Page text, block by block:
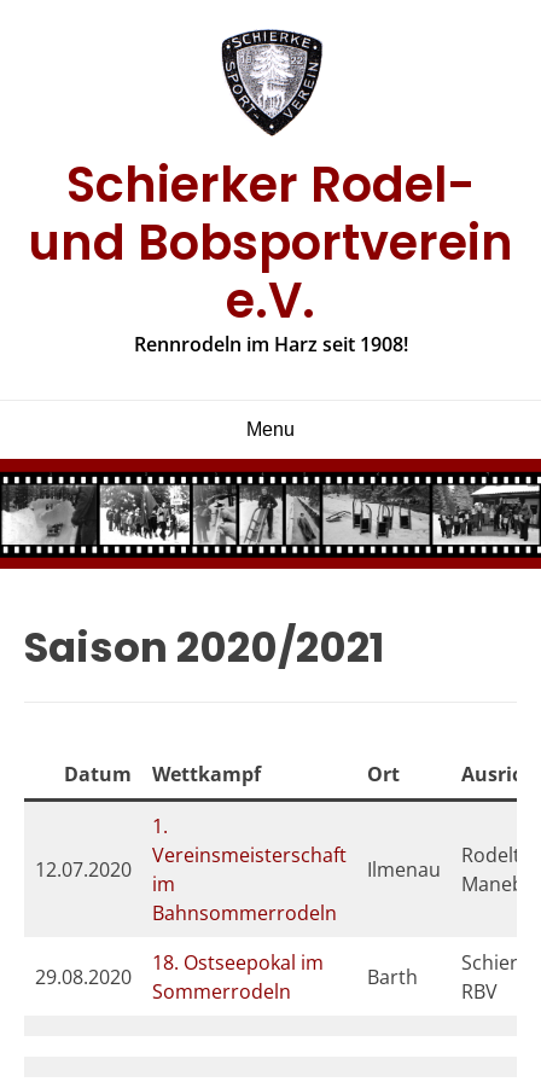
Schierker Rodel-
und Bobsportverein
e.V.
Rennrodeln im Harz seit 1908!
Menu
Saison 2020/2021
Datum Wettkampf Ort
12.07.2020
1.
Vereinsmeisterschaft
im
Bahnsommerrodeln
Ilmenau
29.08.2020
18. Ostseepokal im
Sommerrodeln
Barth
RBV